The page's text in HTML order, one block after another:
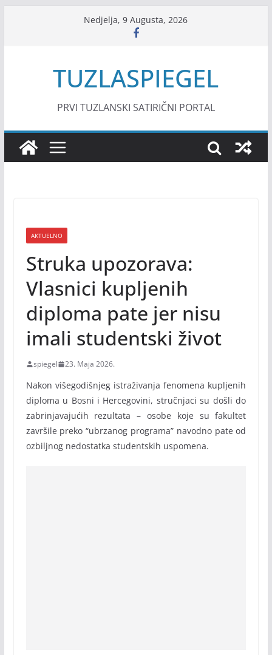
Nedjelja, 9 Augusta, 2026
TUZLASPIEGEL
PRVI TUZLANSKI SATIRIČNI PORTAL
AKTUELNO
Struka upozorava:
Vlasnici kupljenih
diploma pate jer nisu
imali studentski život
spiegel 23. Maja 2026.
Nakon višegodišnjeg istraživanja fenomena kupljenih
diploma u Bosni i Hercegovini, stručnjaci su došli do
zabrinjavajućih rezultata – osobe koje su fakultet
završile preko “ubrzanog programa” navodno pate od
ozbiljnog nedostatka studentskih uspomena.